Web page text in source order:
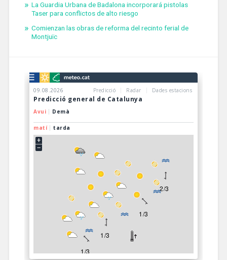
La Guardia Urbana de Badalona incorporará pistolas
Taser para conflictos de alto riesgo
Comienzan las obras de reforma del recinto ferial de
Montjuïc